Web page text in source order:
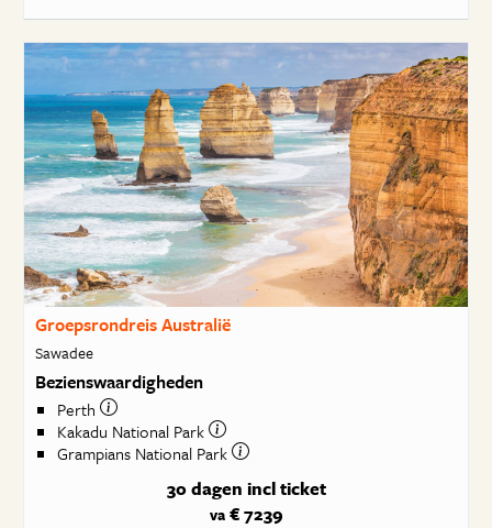
Groepsrondreis Australië
Sawadee
Bezienswaardigheden
Perth
Kakadu National Park
Grampians National Park
30 dagen incl ticket
va€ 7239